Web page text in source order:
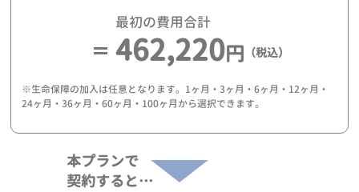
最初の費用合計
462,220円 （税込）
※生命保障の加入は任意となります。1ヶ月・3ヶ月・6ヶ月・12ヶ月・
24ヶ月・36ヶ月・60ヶ月・100ヶ月から選択できます。
本プランで
契約すると…